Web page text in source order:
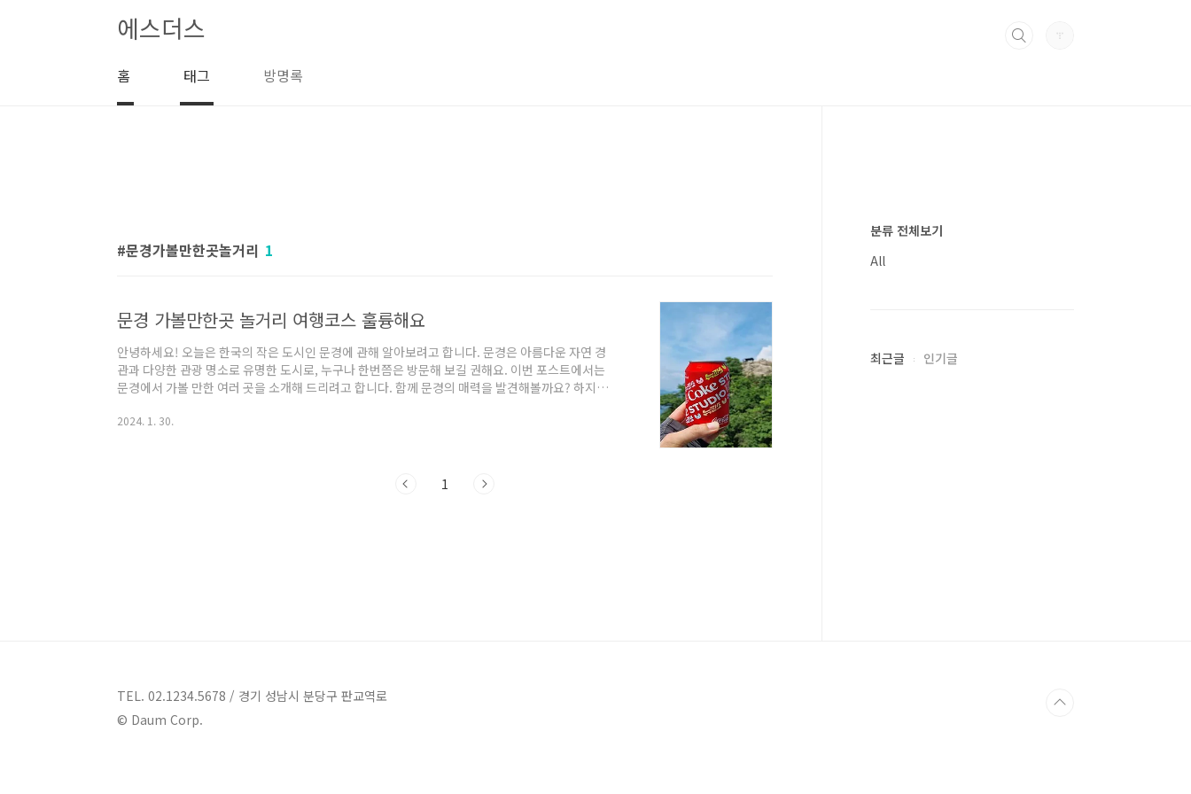
에스더스
홈 태그 방명록
문경가볼만한곳놀거리 1
문경 가볼만한곳 놀거리 여행코스 훌륭해요
안녕하세요! 오늘은 한국의 작은 도시인 문경에 관해 알아보려고 합니다. 문경은 아름다운 자연 경
관과 다양한 관광 명소로 유명한 도시로, 누구나 한번쯤은 방문해 보길 권해요. 이번 포스트에서는
문경에서 가볼 만한 여러 곳을 소개해 드리려고 합니다. 함께 문경의 매력을 발견해볼까요? 하지만
생활에서 벗어나 자연의 여유를 만끽하고 싶은 분들에게 특히 추천드리는 문경, 이제 시작해볼까
2024. 1. 30.
1
분류 전체보기
All
최근글 인기글
TEL. 02.1234.5678 / 경기 성남시 분당구 판교역로
© Daum Corp.